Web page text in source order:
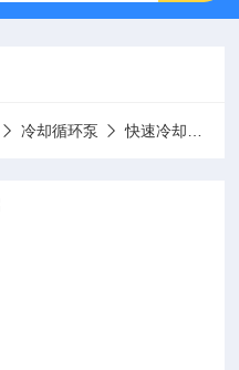
冷却循环泵 快速冷却循环泵